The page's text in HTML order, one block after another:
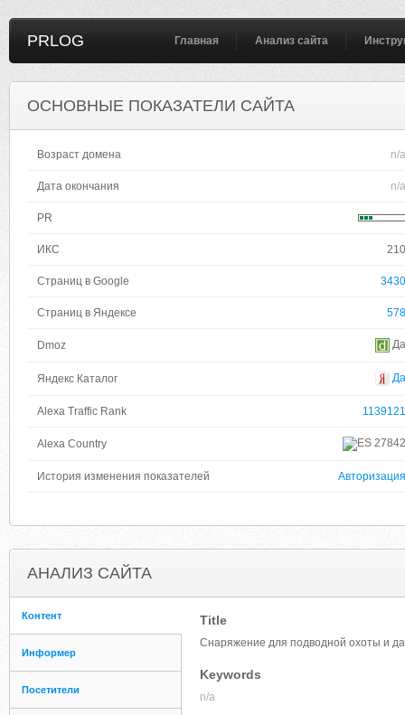
PRLOG Главная Анализ сайта
ОСНОВНЫЕ ПОКАЗАТЕЛИ САЙТА
Возраст домена n/a
Дата окончания n/a
PR
ИКС 210
Страниц в Google 3430
Страниц в Яндексе 578
Dmoz Да
Яндекс Каталог Да
Alexa Traffic Rank 1139121
Alexa Country 27842
История изменения показателей Авторизация
АНАЛИЗ САЙТА
Контент
Информер
Посетители
Title
Снаряжение для подводной охоты и
Keywords
n/a